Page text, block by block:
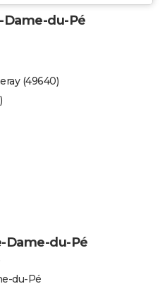
du-Pé
(49640)
Dame-du-Pé
du-Pé